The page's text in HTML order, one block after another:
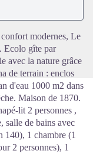
modernes, Le
Ecolo gîte par
avec la nature grâce
de terrain : enclos
d'eau 1000 m2 dans
Maison de 1870.
lit 2 personnes ,
salle de bains avec
140), 1 chambre (1
2 personnes), 1